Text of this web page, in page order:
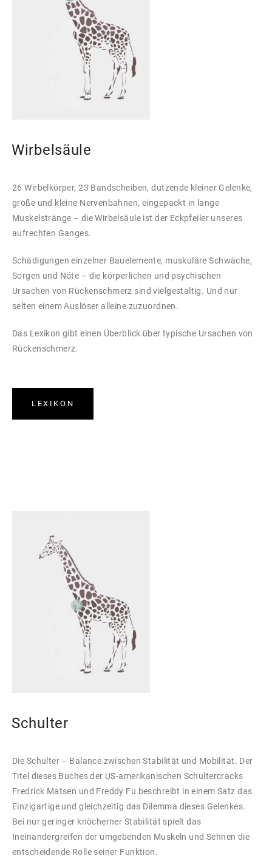
Wirbelsäule
26 Wirbelkörper, 23 Bandscheiben, dutzende kleiner Gelenke,
große und kleine Nervenbahnen, eingepackt in lange
Muskelstränge – die Wirbelsäule ist der Eckpfeiler unseres
aufrechten Ganges.
Schädigungen einzelner Bauelemente, muskuläre Schwäche,
Sorgen und Nöte – die körperlichen und psychischen
Ursachen von Rückenschmerz sind vielgestaltig. Und nur
selten einem Auslöser alleine zuzuordnen.
Das Lexikon gibt einen Überblick über typische Ursachen von
Rückenschmerz.
LEXIKON
Schulter
Die Schulter – Balance zwischen Stabilität und Mobilität. Der
Titel dieses Buches der US-amerikanischen Schultercracks
Fredrick Matsen und Freddy Fu beschreibt in einem Satz das
Einzigartige und gleichzeitig das Dilemma dieses Gelenkes.
Bei nur geringer knöcherner Stabilität spielt das
Ineinandergreifen der umgebenden Muskeln und Sehnen die
entscheidende Rolle seiner Funktion.